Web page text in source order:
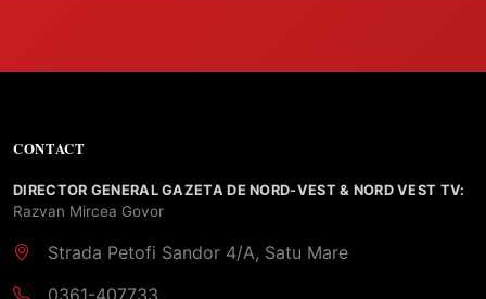
CONTACT
DIRECTOR GENERAL GAZETA DE NORD-VEST & NORD VEST TV:
Razvan Mircea Govor
Strada Petofi Sandor 4/A, Satu Mare
0361-407733